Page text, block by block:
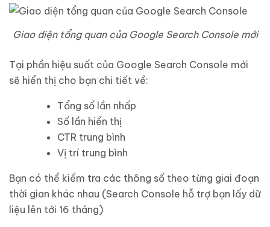
Giao diện tổng quan của Google Search Console mới
Tại phần hiệu suất của Google Search Console mới
sẽ hiển thị cho bạn chi tiết về:
Tổng số lần nhấp
Số lần hiển thị
CTR trung bình
Vị trí trung bình
Bạn có thể kiểm tra các thông số theo từng giai đoạn
thời gian khác nhau (Search Console hỗ trợ bạn lấy dữ
liệu lên tới 16 tháng)